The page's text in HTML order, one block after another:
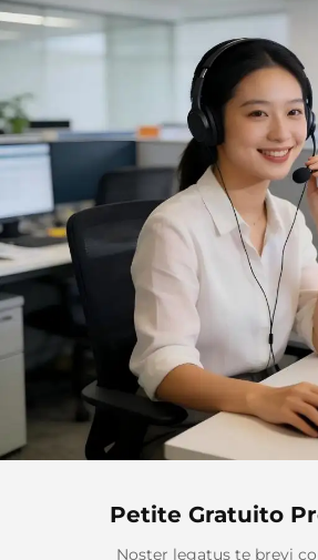
barbacuam
pro
Petite Gratuito
Noster legatus te brevi